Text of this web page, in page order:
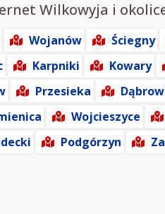
Wilkowyja i
Wojanów Ściegny
Karpniki Kowary
Przesieka
Wojcieszyce
Podgórzyn